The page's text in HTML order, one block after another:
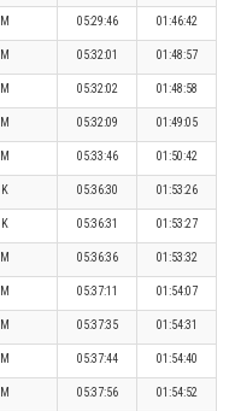
M 05:29:46 01:46:42
M 05:32:01 01:48:57
M 05:32:02 01:48:58
M 05:32:09 01:49:05
M 05:33:46 01:50:42
K 05:36:30 01:53:26
K 05:36:31 01:53:27
M 05:36:36 01:53:32
M 05:37:11 01:54:07
M 05:37:35 01:54:31
M 05:37:44 01:54:40
M 05:37:56 01:54:52